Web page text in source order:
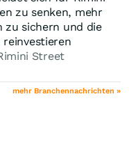
zu senken, mehr
zu sichern und die
reinvestieren
Street
mehr Branchennachrichten »